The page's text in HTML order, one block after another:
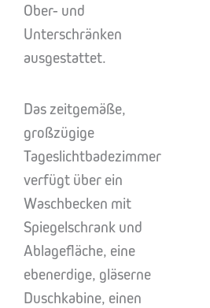
Ober- und
Unterschränken
ausgestattet.
Das zeitgemäße,
großzügige
Tageslichtbadezimmer
verfügt über ein
Waschbecken mit
Spiegelschrank und
Ablagefläche, eine
ebenerdige, gläserne
Duschkabine, einen